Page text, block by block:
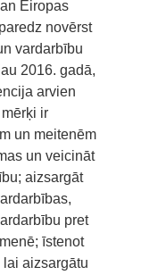
Eiropas
novērst
vardarbību
2016. gadā,
arvien
ir
un meitenēm
un veicināt
aizsargāt
pret
īstenot
aizsargātu